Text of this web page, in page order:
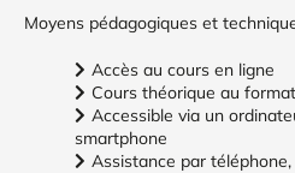
Moyens pédagogiques et
Accès au cours en ligne
Cours théorique au
Accessible via un
smartphone
Assistance par